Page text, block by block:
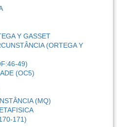
Y GASSET
(ORTEGA Y
49)
(OC5)
(MQ)
171)